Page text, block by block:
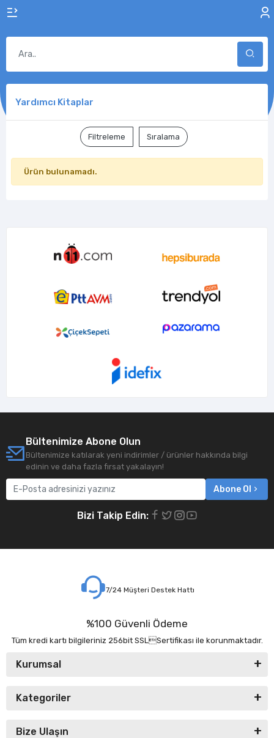
Yardımcı Kitaplar
Filtreleme Sıralama
Ürün bulunamadı.
Bültenimize Abone Olun
Bültenimize katılarak yeni indirimler / ürünler hakkında bilgi
edinin ve daha fazla fırsat yakalayın!
Abone Ol
Bizi Takip Edin:
7/24 Müşteri Destek Hattı
%100 Güvenli Ödeme
Tüm kredi kartı bilgileriniz 256bit SSLSertifikası ile korunmaktadır.
Kurumsal
Kategoriler
Bize Ulaşın